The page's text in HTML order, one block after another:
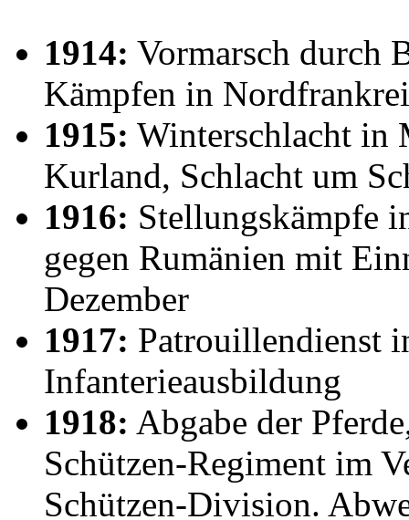
1914: Vormarsch durch
Kämpfen in
1915: Winterschlacht in
Kurland, Schlacht um
1916: Stellungskämpfe
gegen Rumänien mit
Dezember
1917: Patrouillendienst
Infanterieausbildung
1918: Abgabe der
Schützen-Regiment im
Schützen-Division.